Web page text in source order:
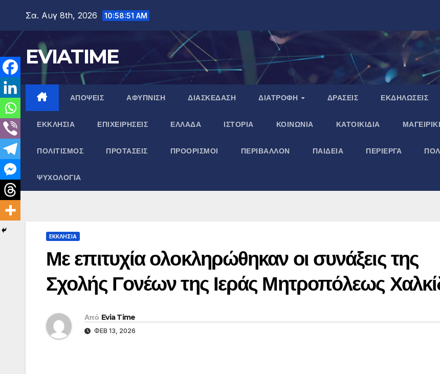
περιεχόμενο
Σα. Αυγ 8th, 2026 10:58:51 AM
EVIATIME
ΑΠΟΨΕΙΣ ΑΦΥΠΝΙΣΗ ΔΙΑΣΚΕΔΑΣΗ ΔΙΑΤΡΟΦΗ ΔΡΑΣΕΙΣ ΕΚΔΗΛΩΣΕΙΣ
ΕΚΚΛΗΣΙΑ ΕΠΙΧΕΙΡΗΣΕΙΣ ΕΛΛΑΔΑ ΙΣΤΟΡΙΑ ΚΟΙΝΩΝΙΑ ΚΑΤΟΙΚΙΔΙΑ
ΠΟΛΙΤΙΣΜΟΣ ΠΡΟΤΑΣΕΙΣ ΠΡΟΟΡΙΣΜΟΙ ΠΕΡΙΒΑΛΛΟΝ ΠΑΙΔΕΙΑ ΠΕΡΙΕΡΓΑ
ΨΥΧΟΛΟΓΙΑ
ΕΚΚΛΗΣΙΑ
Με επιτυχία ολοκληρώθηκαν οι συνάξεις της
Σχολής Γονέων της Ιεράς Μητροπόλεως
Από Evia Time
ΦΕΒ 13, 2026